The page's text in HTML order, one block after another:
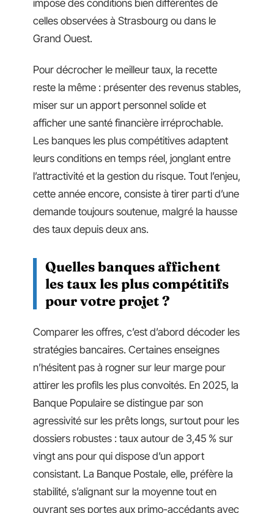
impose des conditions bien différentes de
celles observées à Strasbourg ou dans le
Grand Ouest.
Pour décrocher le meilleur taux, la recette
reste la même : présenter des revenus stables,
miser sur un apport personnel solide et
afficher une santé financière irréprochable.
Les banques les plus compétitives adaptent
leurs conditions en temps réel, jonglant entre
l’attractivité et la gestion du risque. Tout l’enjeu,
cette année encore, consiste à tirer parti d’une
demande toujours soutenue, malgré la hausse
des taux depuis deux ans.
Quelles banques affichent
les taux les plus compétitifs
pour votre projet ?
Comparer les offres, c’est d’abord décoder les
stratégies bancaires. Certaines enseignes
n’hésitent pas à rogner sur leur marge pour
attirer les profils les plus convoités. En 2025, la
Banque Populaire se distingue par son
agressivité sur les prêts longs, surtout pour les
dossiers robustes : taux autour de 3,45 % sur
vingt ans pour qui dispose d’un apport
consistant. La Banque Postale, elle, préfère la
stabilité, s’alignant sur la moyenne tout en
ouvrant ses portes aux primo-accédants avec